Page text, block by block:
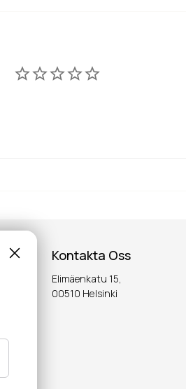
Kontakta Oss
Elimäenkatu 15,
00510 Helsinki